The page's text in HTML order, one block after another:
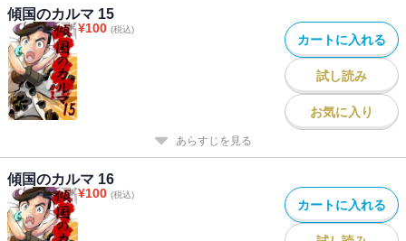
傾国のカルマ 15
¥100 (税込)
カートに入れる
試し読み
お気に入り
あらすじを見る
傾国のカルマ 16
¥100 (税込)
カートに入れる